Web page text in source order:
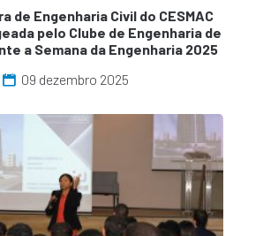
de Engenharia Civil do CESMAC
pelo Clube de Engenharia de
a Semana da Engenharia 2025
09 dezembro 2025